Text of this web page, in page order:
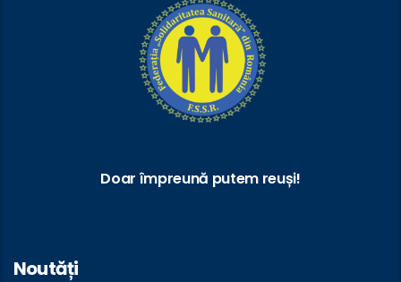
Doar împreună putem reuși!
Noutăți